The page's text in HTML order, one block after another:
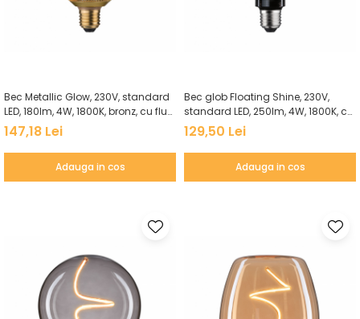
Bec Metallic Glow, 230V, standard
LED, 180lm, 4W, 1800K, bronz, cu flux
luminos variabil
147,18 Lei
Adauga in cos
Bec glob Floating Shine, 230V,
standard LED, 250lm, 4W, 1800K, cu
flux luminos variabil, sticlă
afumată
129,50 Lei
Adauga in cos